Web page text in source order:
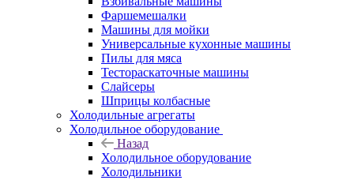
Фаршемешалки
Машины для мойки
Универсальные кухонные машины
Пилы для мяса
Тестораскаточные машины
Слайсеры
Шприцы колбасные
Холодильные агрегаты
Холодильное оборудование
Назад
Холодильное оборудование
Холодильники